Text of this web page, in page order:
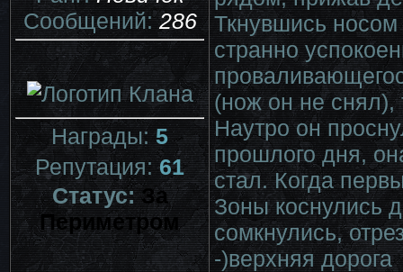
Сообщений:286
Награды:5
Репутация:61
Статус:За
Периметром
Ткнувшись
странно
(нож он не снял),
Наутро он
прошлого дня,
стал. Когда
Зоны коснулись
сомкнулись,
-)верхняя дорога